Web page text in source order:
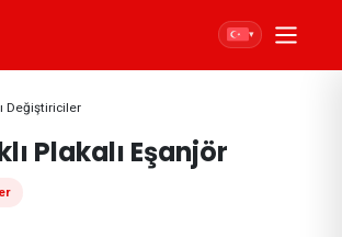
▾
Değiştiriciler
Plakalı Eşanjör